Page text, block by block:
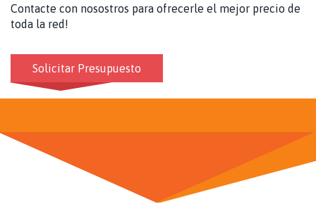
Contacte con nosostros para ofrecerle el mejor precio de
toda la red!
Solicitar Presupuesto